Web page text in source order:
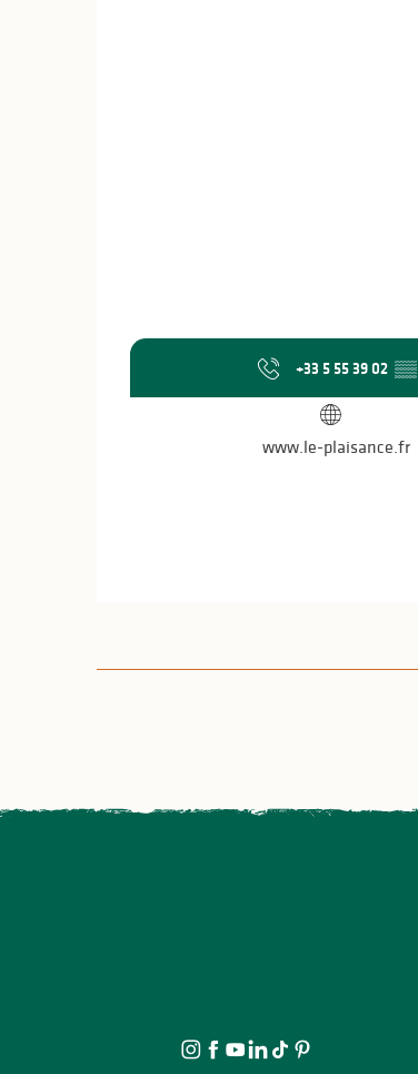
+33 5 55 39 02 ▒▒
www.le-plaisance.fr